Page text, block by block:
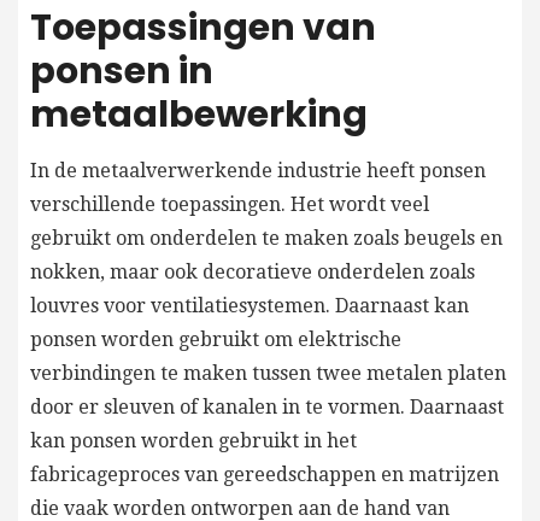
Toepassingen van
ponsen in
metaalbewerking
In de metaalverwerkende industrie heeft ponsen
verschillende toepassingen. Het wordt veel
gebruikt om onderdelen te maken zoals beugels en
nokken, maar ook decoratieve onderdelen zoals
louvres voor ventilatiesystemen. Daarnaast kan
ponsen worden gebruikt om elektrische
verbindingen te maken tussen twee metalen platen
door er sleuven of kanalen in te vormen. Daarnaast
kan ponsen worden gebruikt in het
fabricageproces van gereedschappen en matrijzen
die vaak worden ontworpen aan de hand van